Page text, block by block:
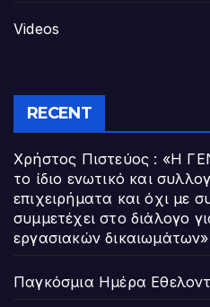
Videos
RECENT
Χρήστος Πιστεύος : «Η
το ίδιο ενωτικό και
επιχειρήματα και όχι με
συμμετέχει στο διάλογο
εργασιακών δικαιωμάτων»
Παγκόσμια Ημέρα